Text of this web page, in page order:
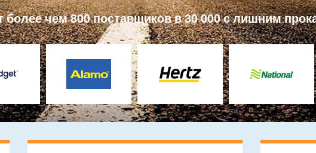
чем 800 поставщиков в 30 000 с лишним